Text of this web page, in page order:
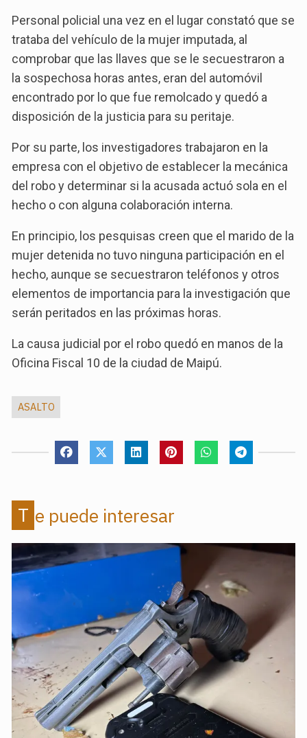
Personal policial una vez en el lugar constató que se
trataba del vehículo de la mujer imputada, al
comprobar que las llaves que se le secuestraron a
la sospechosa horas antes, eran del automóvil
encontrado por lo que fue remolcado y quedó a
disposición de la justicia para su peritaje.
Por su parte, los investigadores trabajaron en la
empresa con el objetivo de establecer la mecánica
del robo y determinar si la acusada actuó sola en el
hecho o con alguna colaboración interna.
En principio, los pesquisas creen que el marido de la
mujer detenida no tuvo ninguna participación en el
hecho, aunque se secuestraron teléfonos y otros
elementos de importancia para la investigación que
serán peritados en las próximas horas.
La causa judicial por el robo quedó en manos de la
Oficina Fiscal 10 de la ciudad de Maipú.
ASALTO
Te puede interesar